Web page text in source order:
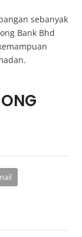
sebanyak
Bank Bhd